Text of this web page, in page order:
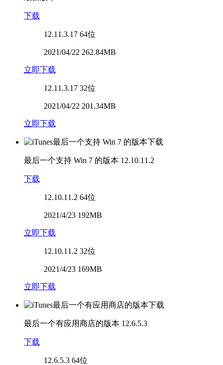
下载
12.11.3.17 64位
2021/04/22 262.84MB
立即下载
12.11.3.17 32位
2021/04/22 201.34MB
立即下载
最后一个支持 Win 7 的版本 12.10.11.2
下载
12.10.11.2 64位
2021/4/23 192MB
立即下载
12.10.11.2 32位
2021/4/23 169MB
立即下载
最后一个有应用商店的版本 12.6.5.3
下载
12.6.5.3 64位